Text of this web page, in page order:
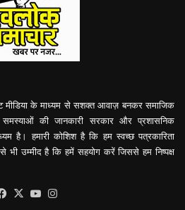
मीडिया के माध्यम से सशक्त आवाज़ बनकर समाजिक
की जानकारी सरकार और प्रशासनिक
है। हमारी कोशिश है कि हम स्वच्छ पत्रकारिता
उम्मीद है कि हमें सहयोग करें जिससे हम निष्पक्ष
Facebook
X YouTube